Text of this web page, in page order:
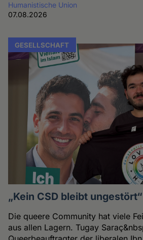
Humanistische Union
07.08.2026
GESELLSCHAFT
„Kein CSD bleibt ungestört“
Die queere Community hat viele
aus allen Lagern. Tugay